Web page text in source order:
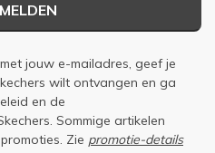
jouw e-mailadres, geef je
wilt ontvangen en ga
en de
Sommige artikelen
Zie promotie-details